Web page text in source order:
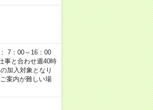
7：00～16：00
事と合わせ週40時
加入対象となり
案内が難しい場